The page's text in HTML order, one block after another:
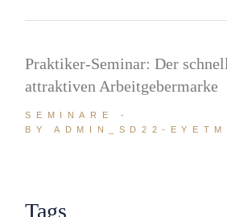
Praktiker-Seminar: Der
attraktiven Arbeitgebermarke
SEMINARE
BY ADMIN_SD22-EYETM
Tags